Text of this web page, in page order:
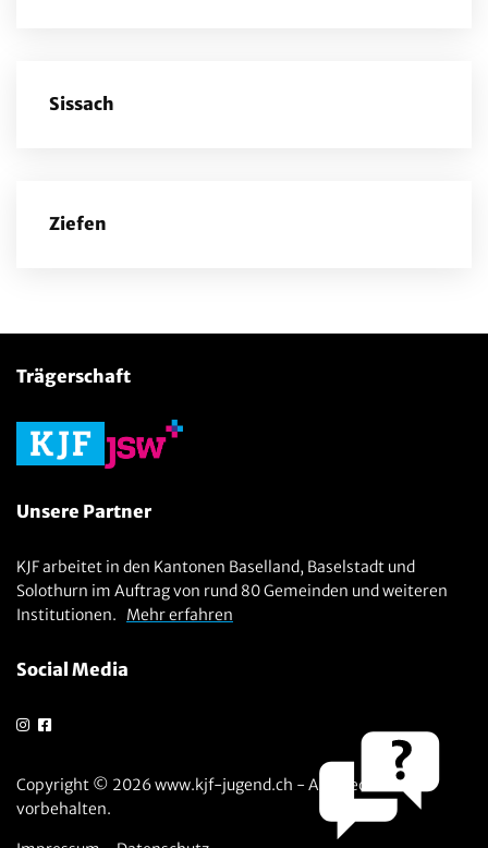
Sissach
Ziefen
Trägerschaft
Unsere Partner
KJF arbeitet in den Kantonen Baselland, Baselstadt und
Solothurn im Auftrag von rund 80 Gemeinden und weiteren
Institutionen. Mehr erfahren
Social Media
Copyright © 2026 www.kjf-jugend.ch - Alle Rechte
vorbehalten.